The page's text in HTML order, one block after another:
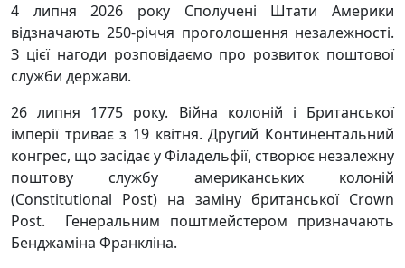
4 липня 2026 року Сполучені Штати Америки
відзначають 250-річчя проголошення незалежності.
З цієї нагоди розповідаємо про розвиток поштової
служби держави.
26 липня 1775 року. Війна колоній і Британської
імперії триває з 19 квітня. Другий Континентальний
конгрес, що засідає у Філадельфії, створює незалежну
поштову службу американських колоній
(Constitutional Post) на заміну британської Crown
Post. Генеральним поштмейстером призначають
Бенджаміна Франкліна.